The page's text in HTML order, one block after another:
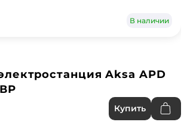
В наличии
Aksa APD
Купить